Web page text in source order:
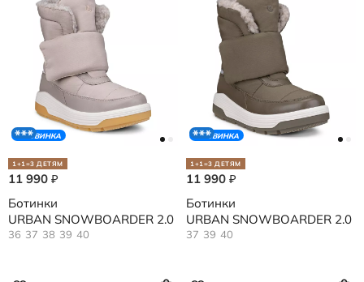
НОВИНКА
1+1=3 ДЕТЯМ
11 990 ₽
Ботинки
URBAN SNOWBOARDER 2.0
36 37 38 39 40
НОВИНКА
1+1=3 ДЕТЯМ
11 990 ₽
Ботинки
URBAN SNOWBOARDER 2.0
37 39 40